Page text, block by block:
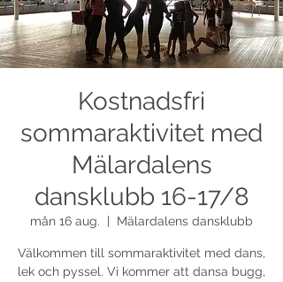
Kostnadsfri
sommaraktivitet med
Mälardalens
dansklubb 16-17/8
mån 16 aug. Mälardalens dansklubb
Välkommen till sommaraktivitet med dans,
lek och pyssel. Vi kommer att dansa bugg,